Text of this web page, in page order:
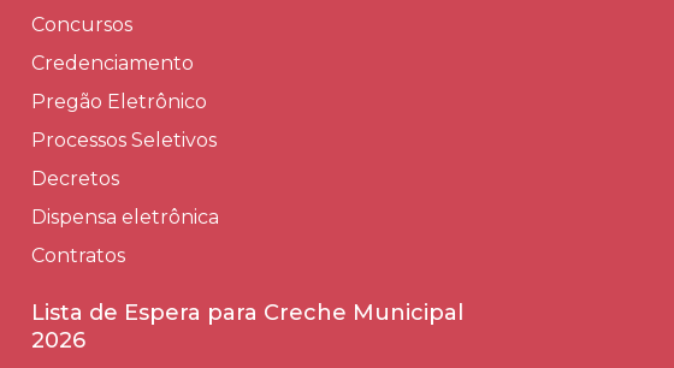
Concursos
Credenciamento
Pregão Eletrônico
Processos Seletivos
Decretos
Dispensa eletrônica
Contratos
Lista de Espera para Creche Municipal
2026